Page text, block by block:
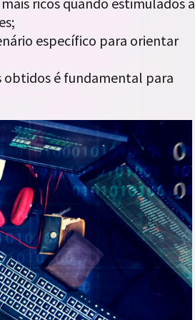
específico para orientar
é fundamental para